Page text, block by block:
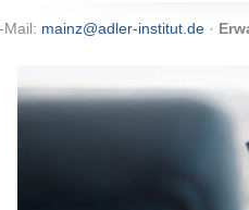
Mail: mainz@adler-institut.de ·